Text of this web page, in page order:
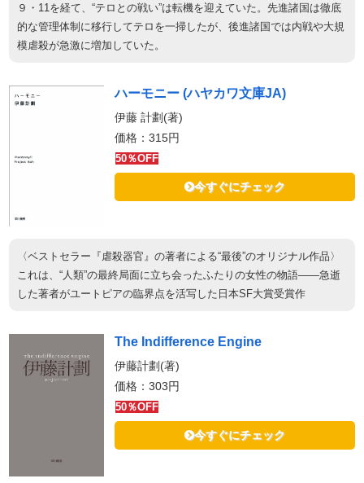
９・11を経て、“テロとの戦い”は転機を迎えていた。先進諸国は徹底
的な管理体制に移行してテロを一掃したが、後進諸国では内戦や大規
模虐殺が急激に増加していた。
ハーモニー (ハヤカワ文庫JA)
伊藤 計劃(著)
価格：315円
50％OFF
今すぐにチェック
〈ベストセラー『虐殺器官』の著者による“最後”のオリジナル作品〉
これは、“人類”の最終局面に立ち会ったふたりの女性の物語——急逝
した著者がユートピアの臨界点を活写した日本SF大賞受賞作
The Indifference Engine
伊藤計劃(著)
価格：303円
50％OFF
今すぐにチェック